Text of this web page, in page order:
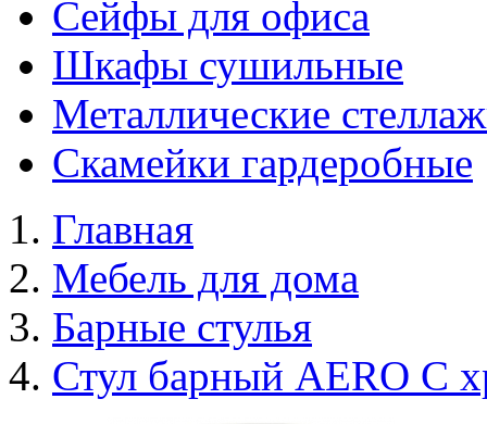
Сейфы для офиса
Шкафы сушильные
Металлические
Скамейки гардеробные
Главная
Мебель для дома
Барные стулья
Стул барный AERO C